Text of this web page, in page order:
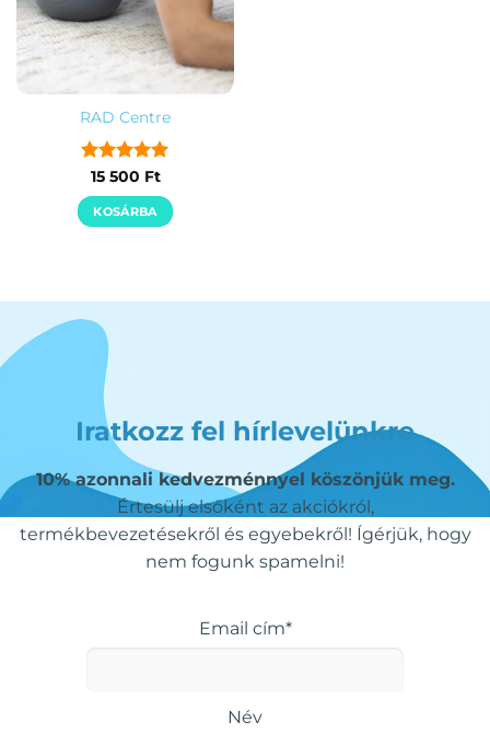
RAD Centre
Értékelés:5
/ 5
15 500 Ft
KOSÁRBA
Iratkozz fel hírlevelünkre
10% azonnali kedvezménnyel köszönjük meg.
Értesülj elsőként az akciókról,
termékbevezetésekről és egyebekről! Ígérjük, hogy
nem fogunk spamelni!
Email cím*
Név